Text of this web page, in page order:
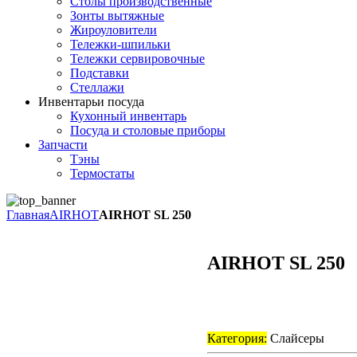
Зонты вытяжные
Жироуловители
Тележки-шпильки
Тележки сервировочные
Подставки
Стеллажи
Инвентарьи посуда
Кухонный инвентарь
Посуда и столовые приборы
Запчасти
Тэны
Термостаты
ГлавнаяAIRHOTAIRHOT SL 250
AIRHOT SL 250
Категория: Слайсеры